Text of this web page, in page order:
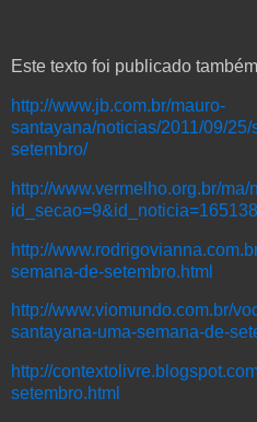
Este texto foi publicado
http://www.jb.com.br/mauro-
santayana/noticias/2011/09/
setembro/
http://www.vermelho.org.br/ma/
id_secao=9&id_noticia=165138
http://
semana-de-setembro.html
http://www.viomundo.com.br/
santayana-uma-semana-de-
http://
setembro.html